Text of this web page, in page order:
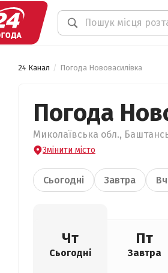
24 Канал Погода Нововасилівка
Погода
Миколаївська обл.,
Змінити місто
Сьогодні Завтра
Чт
Сьогодні
Пт
Завтра